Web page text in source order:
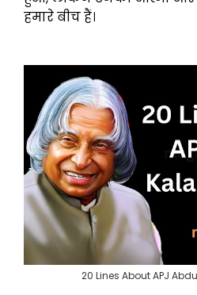
हमारे बीच हैं।
20 Lines About APJ